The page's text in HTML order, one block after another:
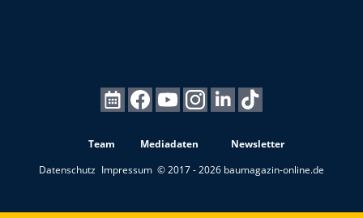
Team Mediadaten
Newsletter
Datenschutz Impressum © 2017 - 2026 baumagazin-online.de